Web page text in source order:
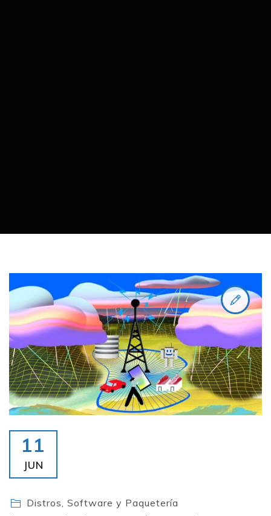
11
JUN
Distros, Software y Paquetería